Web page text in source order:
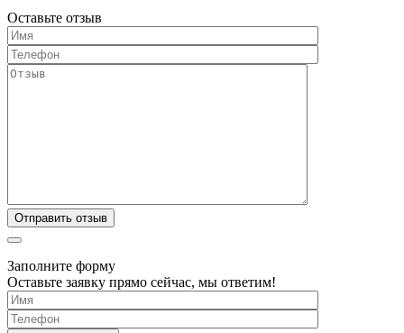
Оставьте отзыв
Заполните форму
Оставьте заявку прямо сейчас, мы ответим!